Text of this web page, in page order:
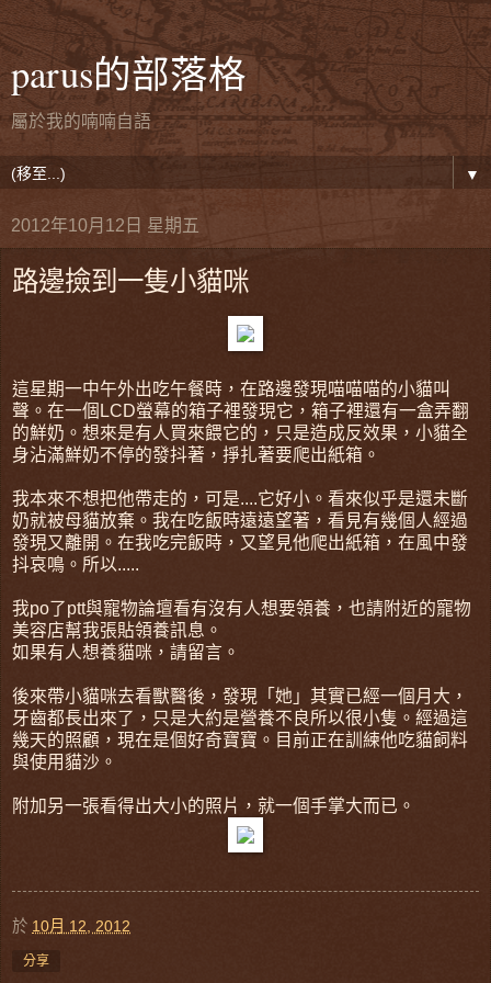
parus的部落格
屬於我的喃喃自語
▼
2012年10月12日 星期五
路邊撿到一隻小貓咪
這星期一中午外出吃午餐時，在路邊發現喵喵喵的小貓叫
聲。在一個LCD螢幕的箱子裡發現它，箱子裡還有一盒弄翻
的鮮奶。想來是有人買來餵它的，只是造成反效果，小貓全
身沾滿鮮奶不停的發抖著，掙扎著要爬出紙箱。
我本來不想把他帶走的，可是....它好小。看來似乎是還未斷
奶就被母貓放棄。我在吃飯時遠遠望著，看見有幾個人經過
發現又離開。在我吃完飯時，又望見他爬出紙箱，在風中發
抖哀鳴。所以.....
我po了ptt與寵物論壇看有沒有人想要領養，也請附近的寵物
美容店幫我張貼領養訊息。
如果有人想養貓咪，請留言。
後來帶小貓咪去看獸醫後，發現「她」其實已經一個月大，
牙齒都長出來了，只是大約是營養不良所以很小隻。經過這
幾天的照顧，現在是個好奇寶寶。目前正在訓練他吃貓飼料
與使用貓沙。
附加另一張看得出大小的照片，就一個手掌大而已。
於 10月 12, 2012
分享